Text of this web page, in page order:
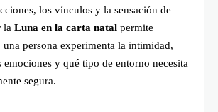
los vínculos y la sensación de
la Luna en la carta natal permite
persona experimenta la intimidad,
emociones y qué tipo de entorno necesita
segura.